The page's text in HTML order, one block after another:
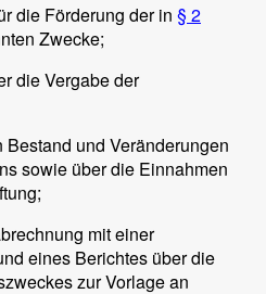
die Förderung der in § 2
Zwecke;
die Vergabe der
und Veränderungen
sowie über die Einnahmen
mit einer
eines Berichtes über die
zur Vorlage an